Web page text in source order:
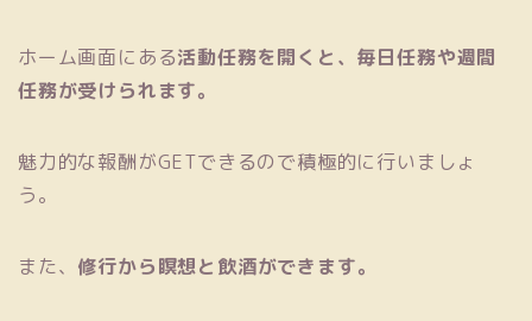
ホーム画面にある活動任務を開くと、毎日任務や週間
任務が受けられます。
魅力的な報酬がGETできるので積極的に行いましょ
う。
また、 修行から瞑想と飲酒ができます。